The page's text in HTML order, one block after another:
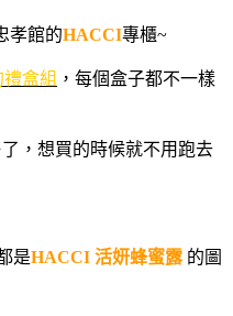
孝館的HACCI專櫃~
禮盒組 ，每個盒子都不一樣
，想買的時候就不用跑去
是HACCI 活妍蜂蜜露的圖